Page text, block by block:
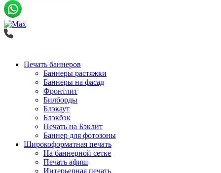
Печать баннеров
Баннеры растяжки
Баннеры на фасад
Фронтлит
Билборды
Блэкаут
Блэкбэк
Печать на Бэклит
Баннер для фотозоны
Широкоформатная печать
На баннерной сетке
Печать афиш
Интерьерная печать